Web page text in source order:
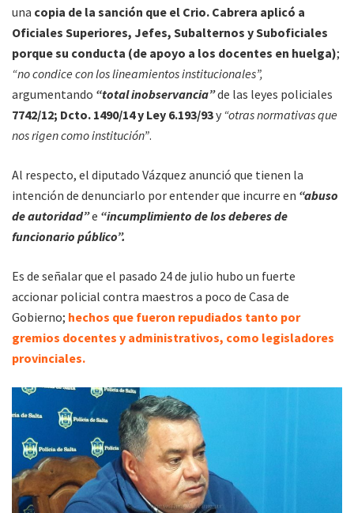
una copia de la sanción que el Crio. Cabrera aplicó a
Oficiales Superiores, Jefes, Subalternos y Suboficiales
porque su conducta (de apoyo a los docentes en huelga);
“no condice con los lineamientos institucionales”,
argumentando “total inobservancia”de las leyes policiales
7742/12; Dcto. 1490/14 y Ley 6.193/93y “otras normativas que
nos rigen como institución”.
Al respecto, el diputado Vázquez anunció que tienen la
intención de denunciarlo por entender que incurre en “abuso
de autoridad”e “incumplimiento de los deberes de
funcionario público”.
Es de señalar que el pasado 24 de julio hubo un fuerte
accionar policial contra maestros a poco de Casa de
Gobierno; hechos que fueron repudiados tanto por
gremios docentes y administrativos, como legisladores
provinciales.